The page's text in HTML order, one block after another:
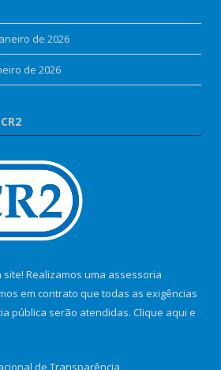
de 2026
de 2026
Realizamos uma assessoria
em contrato que todas as exigências
pública serão atendidas. Clique aqui e
de Transparência